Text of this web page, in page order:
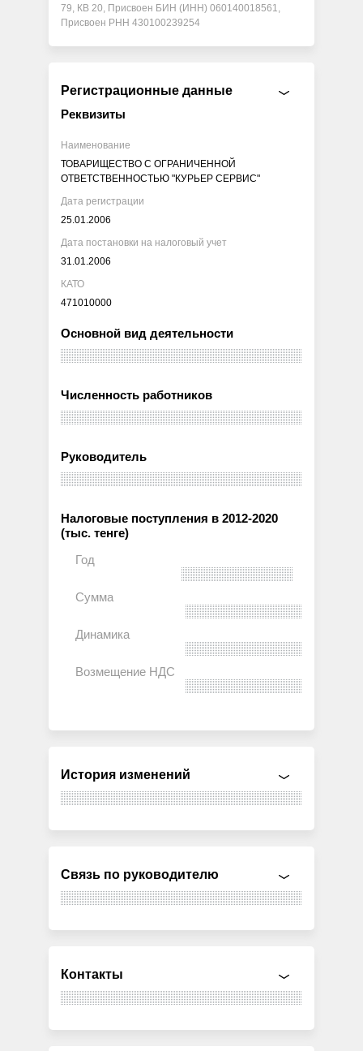
79, КВ 20, Присвоен БИН (ИНН) 060140018561,
Присвоен РНН 430100239254
Регистрационные данные
Реквизиты
Наименование
ТОВАРИЩЕСТВО С ОГРАНИЧЕННОЙ
ОТВЕТСТВЕННОСТЬЮ "КУРЬЕР СЕРВИС"
Дата регистрации
25.01.2006
Дата постановки на налоговый учет
31.01.2006
КАТО
471010000
Основной вид деятельности
Численность работников
Руководитель
Налоговые поступления в 2012-2020
(тыс. тенге)
История изменений
Связь по руководителю
Контакты